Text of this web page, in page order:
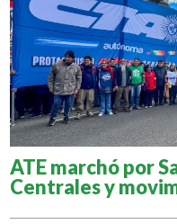
ATE marchó por
Centrales y